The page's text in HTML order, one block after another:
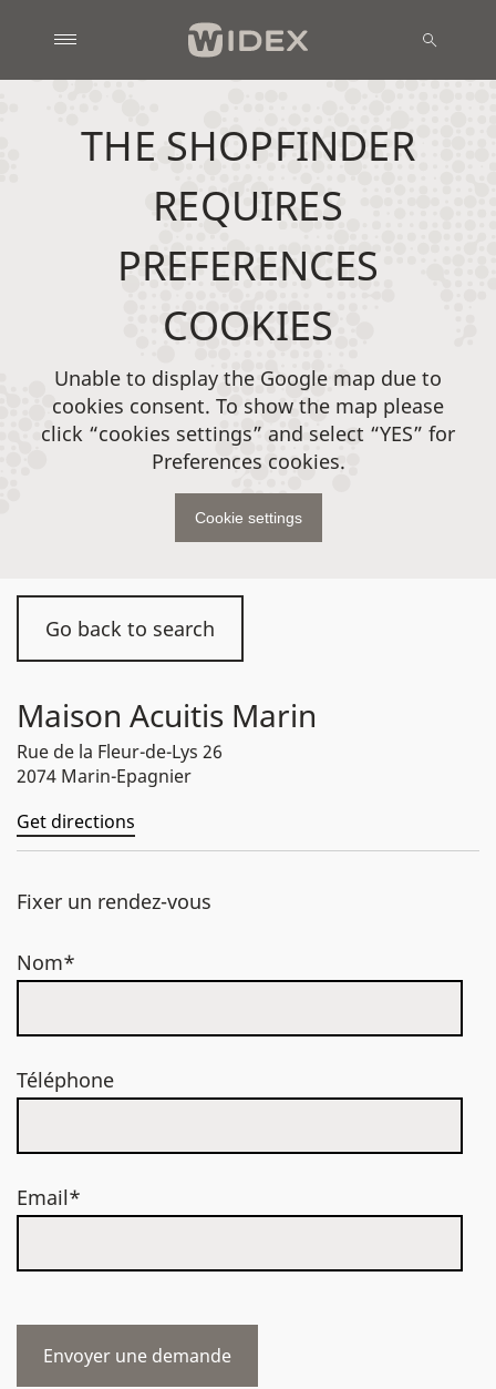
Go back to search
Maison Acuitis Marin
Rue de la Fleur-de-Lys 26
2074 Marin-Epagnier
Get directions
Fixer un rendez-vous
Nom*
Téléphone
Email*
THE SHOPFINDER
REQUIRES
PREFERENCES
COOKIES
Unable to display the Google map due to
cookies consent. To show the map please
click “cookies settings” and select “YES” for
Preferences cookies.
Cookie settings